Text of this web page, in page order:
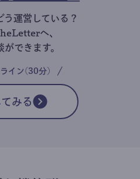
う運営している？
へ、
ができます。
イン(30分)
みる